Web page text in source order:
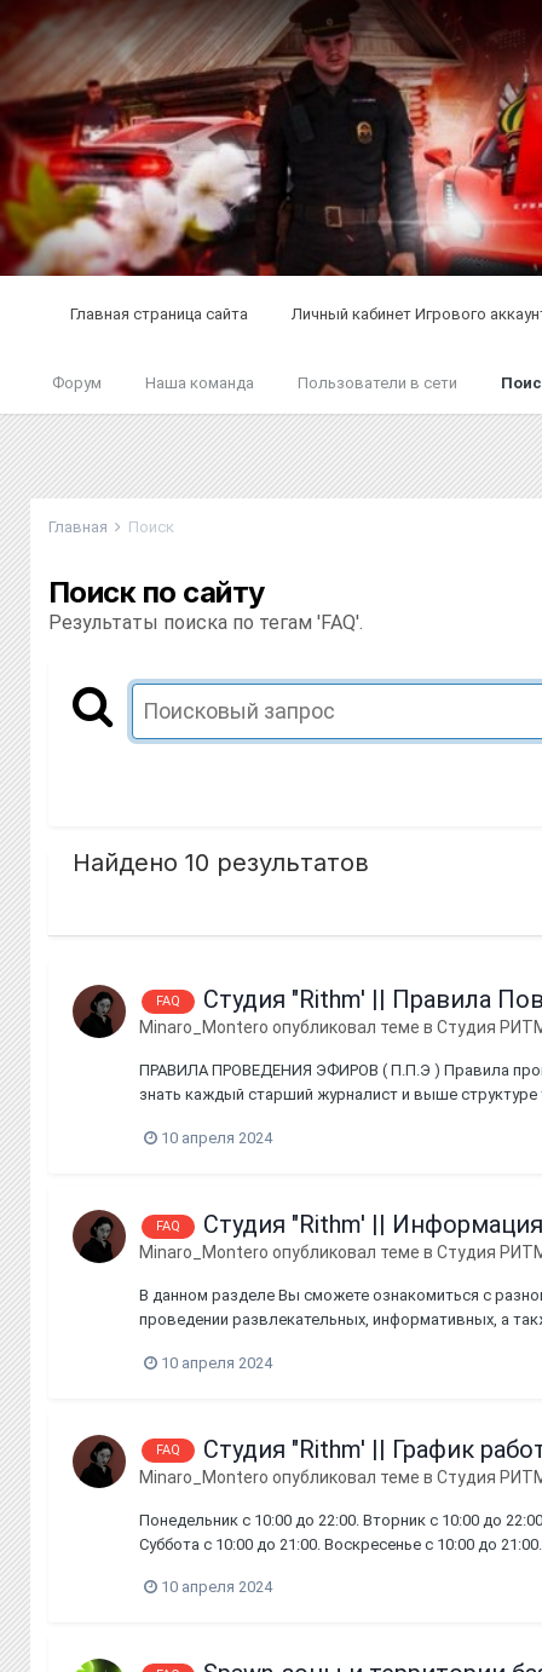
Главная страница сайта Личный кабинет Игрового
Форум Наша команда Пользователи в сети
Главная Поиск
Поиск по сайту
Результаты поиска по тегам 'FAQ'.
Найдено 10 результатов
FAQ Студия "Rithm' || Правила
Minaro_Montero опубликовал теме в Студия
ПРАВИЛА ПРОВЕДЕНИЯ ЭФИРОВ ( П.П.Э ) Правила
знать каждый старший журналист и выше структуре
10 апреля 2024
FAQ Студия "Rithm' ||
Minaro_Montero опубликовал теме в Студия
В данном разделе Вы сможете ознакомиться с
проведении развлекательных, информативных, а
10 апреля 2024
FAQ Студия "Rithm' || График
Minaro_Montero опубликовал теме в Студия
Понедельник с 10:00 до 22:00. Вторник с 10:00 до
Суббота с 10:00 до 21:00. Воскресенье с 10:00 до
10 апреля 2024